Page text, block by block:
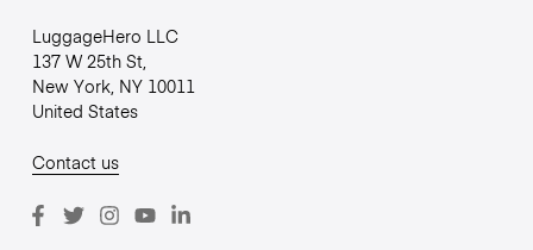
LuggageHero LLC
137 W 25th St,
New York, NY 10011
United States
Contact us